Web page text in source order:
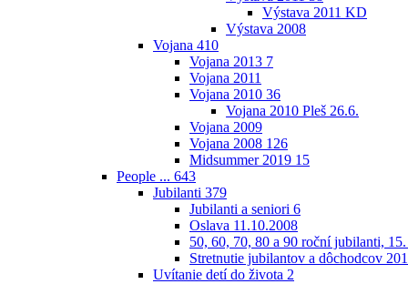
Výstava 2011 KD
Výstava 2008
Vojana 410
Vojana 2013 7
Vojana 2011
Vojana 2010 36
Vojana 2010 Pleš 26.6.
Vojana 2009
Vojana 2008 126
Midsummer 2019 15
People ... 643
Jubilanti 379
Jubilanti a seniori 6
Oslava 11.10.2008
50, 60, 70, 80 a 90 roční jubilanti,
Stretnutie jubilantov a dôchodcov
Uvítanie detí do života 2